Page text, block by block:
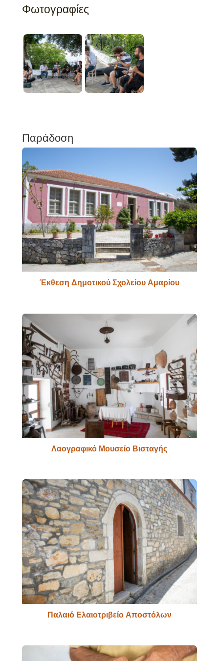
Φωτογραφίες
Παράδοση
Έκθεση Δημοτικού Σχολείου Αμαρίου
Λαογραφικό Μουσείο Βισταγής
Παλαιό Ελαιοτριβείο Αποστόλων